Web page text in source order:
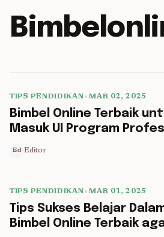
TIPS PENDIDIKAN•MAR 02, 2025
Bimbel Online Terbaik
Masuk UI Program
Ed Editor
TIPS PENDIDIKAN•MAR 01, 2025
Tips Sukses Belajar
Bimbel Online Terbaik